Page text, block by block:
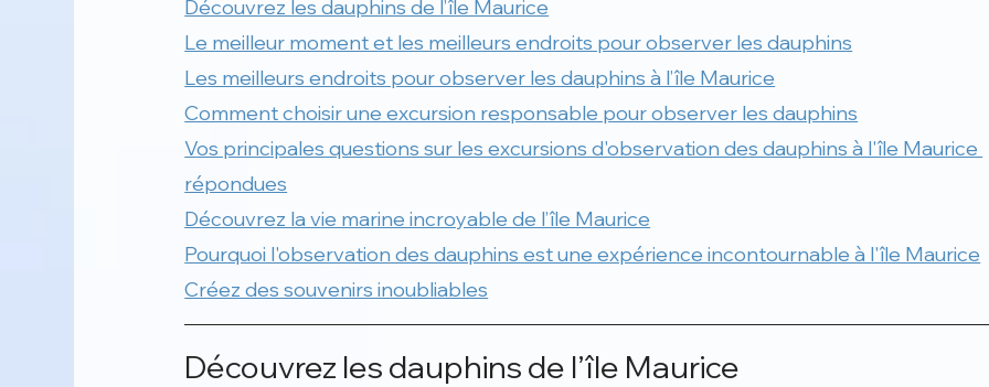
Découvrez les dauphins de l’île Maurice
Le meilleur moment et les meilleurs endroits pour observer les dauphins
Les meilleurs endroits pour observer les dauphins à l’île Maurice
Comment choisir une excursion responsable pour observer les dauphins
Vos principales questions sur les excursions d'observation des dauphins à l'île Maurice
répondues
Découvrez la vie marine incroyable de l’île Maurice
Pourquoi l'observation des dauphins est une expérience incontournable à l'île Maurice
Créez des souvenirs inoubliables
Découvrez les dauphins de l’île Maurice